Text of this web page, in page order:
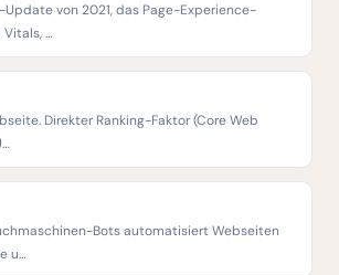
von 2021, das Page-Experience-
Vitals, …
Direkter Ranking-Faktor (Core Web
Bots automatisiert Webseiten
u…